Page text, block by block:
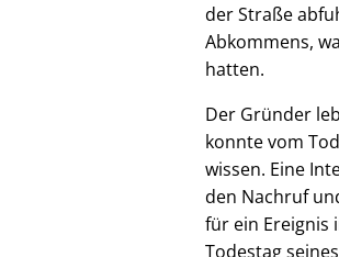
der Straße
Abkommens,
hatten.
Der Gründer
konnte vom
wissen. Eine
den Nachruf
für ein Ereignis
Todestag